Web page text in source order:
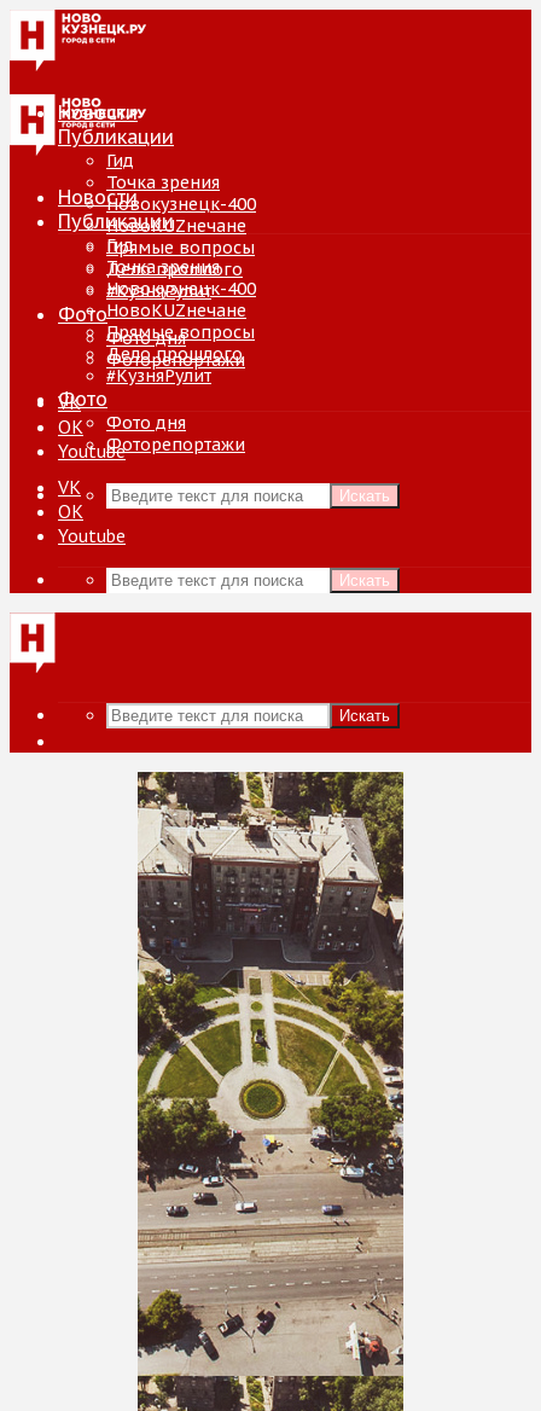
Новости
Публикации
Гид
Точка зрения
Новокузнецк-400
НовоKUZнечане
Прямые вопросы
Дело прошлого
#КузняРулит
Фото
Фото дня
Фоторепортажи
VK
ОК
Youtube
Искать
Новости
Публикации
Гид
Точка зрения
Новокузнецк-400
НовоKUZнечане
Прямые вопросы
Дело прошлого
#КузняРулит
Фото
Фото дня
Фоторепортажи
VK
ОК
Youtube
Искать
Искать